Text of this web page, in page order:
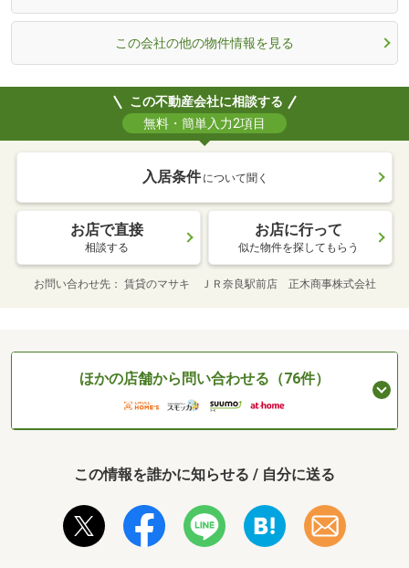
この会社の他の物件情報を見る
この不動産会社に相談する
無料・簡単入力2項目
入居条件 について聞く
お店で直接
相談する
お店に行って
似た物件を探してもらう
お問い合わせ先 賃貸のマサキ ＪＲ奈良駅前店 正木商事株式会社
ほかの店舗から問い合わせる（76件）
この情報を誰かに知らせる / 自分に送る